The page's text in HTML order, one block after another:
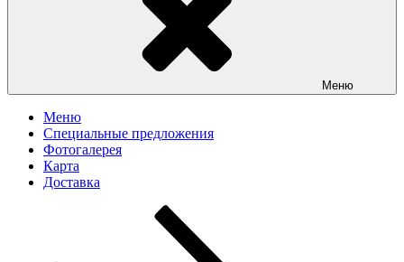
Меню
Меню
Специальные предложения
Фотогалерея
Карта
Доставка